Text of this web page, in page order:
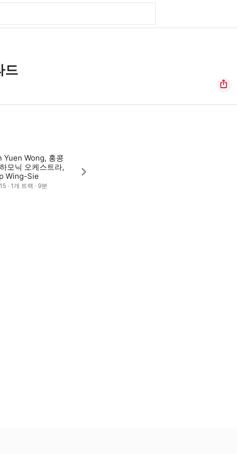
드
Yuen Wong, 홍콩
모닉 오케스트라,
Wing-Sie
· 1개 트랙 · 9분